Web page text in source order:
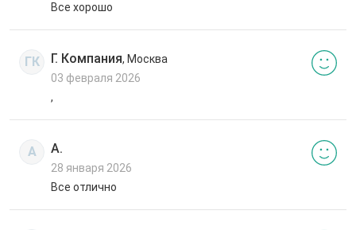
Все хорошо
ГК Г. Компания, Москва
03 февраля 2026
,
А А.
28 января 2026
Все отлично